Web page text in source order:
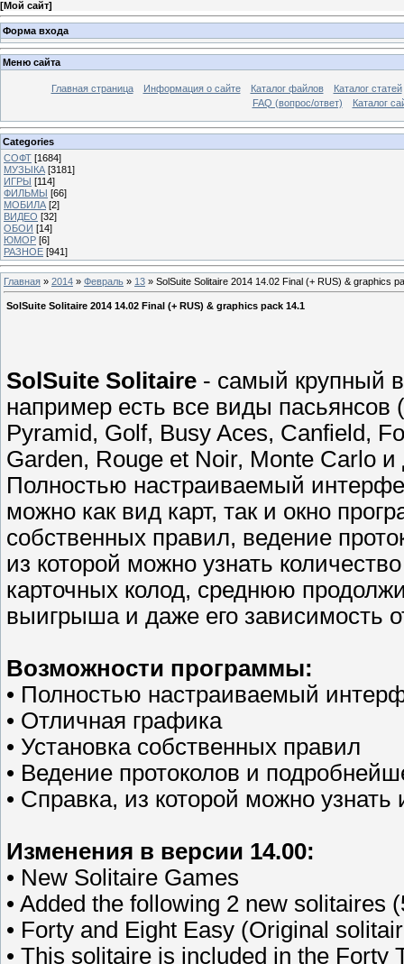
[Мой сайт]
Форма входа
Меню сайта
Главная страница Информация о сайте Каталог файлов
Каталог статей
FAQ (вопрос/ответ)
Каталог
Categories
СОФТ [1684]
МУЗЫКА [3181]
ИГРЫ [114]
ФИЛЬМЫ [66]
МОБИЛА [2]
ВИДЕО [32]
ОБОИ [14]
ЮМОР [6]
РАЗНОЕ [941]
Главная » 2014 » Февраль » 13 » SolSuite Solitaire 2014 14.02 Final (+ RUS) & graphics
SolSuite Solitaire 2014 14.02 Final (+ RUS) & graphics pack 14.1
SolSuite Solitaire - самый крупный
например есть все виды
Pyramid, Golf, Busy Aces, Canfield,
Garden, Rouge et Noir, Monte Carlo и
Полностью настраиваемый
можно как вид карт, так и окно
собственных правил, ведение
из которой можно узнать
карточных колод, среднюю
выигрыша и даже его зависимость
Возможности программы:
• Полностью настраиваемый
• Отличная графика
• Установка собственных правил
• Ведение протоколов и
• Справка, из которой можно
Изменения в версии 14.00:
• New Solitaire Games
• Added the following 2 new solitaires
• Forty and Eight Easy (Original
• This solitaire is included in the Forty